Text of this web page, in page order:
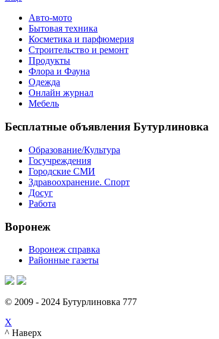
Авто-мото
Бытовая техника
Косметика и парфюмерия
Строительство и ремонт
Продукты
Флора и Фауна
Одежда
Онлайн журнал
Мебель
Бесплатные объявления Бутурлиновка
Образование/Культура
Госучреждения
Городские СМИ
Здравоохранение. Спорт
Досуг
Работа
Воронеж
Воронеж справка
Районные газеты
© 2009 - 2024 Бутурлиновка 777
X
^ Наверх